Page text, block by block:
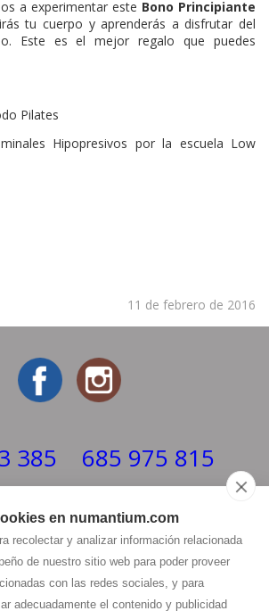
en numantium.com
recolectar y analizar información relacionada
de nuestro sitio web para poder proveer
con las redes sociales, y para
adecuadamente el contenido y publicidad
a experimentar este Bono Principiante
tu cuerpo y aprenderás a disfrutar del
Este es el mejor regalo que puedes
Pilates
Hipopresivos por la escuela Low
11 de febrero de 2016
385 685 975 815
- VIERNES 8:00 - 22:00h
10:30 - 14:00 / 17:00 - 20:30h
numantium.com